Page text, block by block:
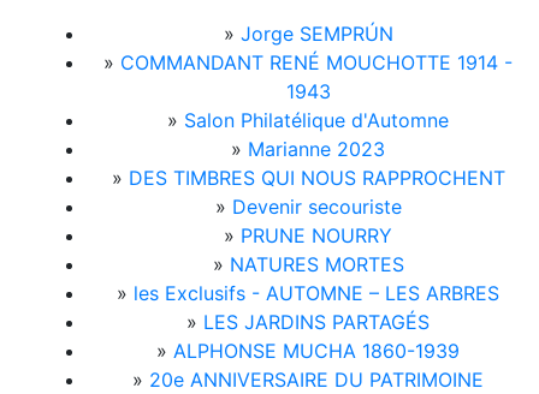
» Jorge SEMPRÚN
» COMMANDANT RENÉ MOUCHOTTE 1914 -
1943
» Salon Philatélique d'Automne
» Marianne 2023
» DES TIMBRES QUI NOUS RAPPROCHENT
» Devenir secouriste
» PRUNE NOURRY
» NATURES MORTES
» les Exclusifs - AUTOMNE – LES ARBRES
» LES JARDINS PARTAGÉS
» ALPHONSE MUCHA 1860-1939
» 20e ANNIVERSAIRE DU PATRIMOINE